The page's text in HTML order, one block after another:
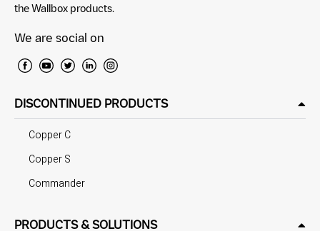
the Wallbox products.
We are social on
DISCONTINUED PRODUCTS
Copper C
Copper S
Commander
PRODUCTS & SOLUTIONS